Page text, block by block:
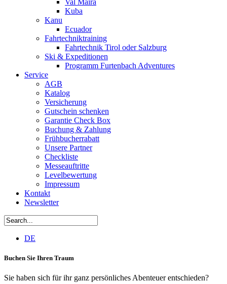
Val Maira
Kuba
Kanu
Ecuador
Fahrtechniktraining
Fahrtechnik Tirol oder Salzburg
Ski & Expeditionen
Programm Furtenbach Adventures
Service
AGB
Katalog
Versicherung
Gutschein schenken
Garantie Check Box
Buchung & Zahlung
Frühbucherrabatt
Unsere Partner
Checkliste
Messeauftritte
Levelbewertung
Impressum
Kontakt
Newsletter
DE
Buchen Sie Ihren Traum
Sie haben sich für ihr ganz persönliches Abenteuer entschieden?